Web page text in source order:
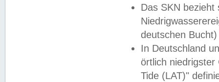
Das SKN
deutschen
In Deutschland
örtlich
Tide (LAT)"